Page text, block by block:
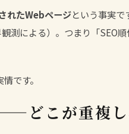
れたWebページという事実
測による）。つまり「SEO
です。
どこが重複し